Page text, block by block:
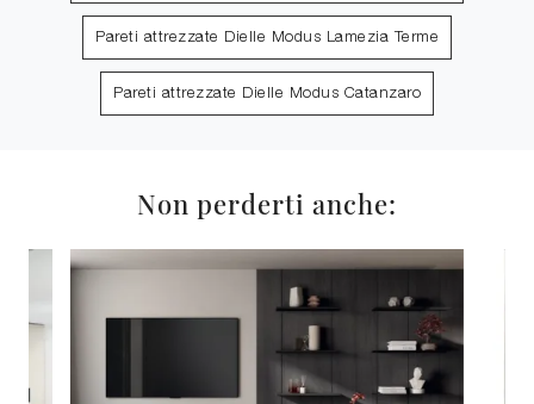
Pareti attrezzate Dielle Modus Lamezia Terme
Pareti attrezzate Dielle Modus Catanzaro
Non perderti anche: